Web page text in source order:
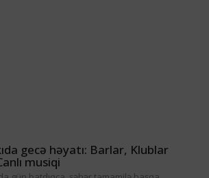
gecə həyatı: Barlar, Klublar
musiqi